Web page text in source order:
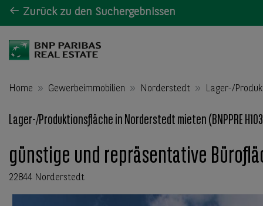
Zurück zu den Suchergebnissen
Home Gewerbeimmobilien Norderstedt Lager-/
Lager-/Produktionsfläche in Norderstedt mieten (BNPPRE
günstige und repräsentative
22844 Norderstedt